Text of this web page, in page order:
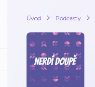
Úvod Podcasty